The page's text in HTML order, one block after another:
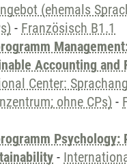
(ehemals
- Französisch B1.1
Accounting and
Center:
ohne CPs) -
Psychology:
-